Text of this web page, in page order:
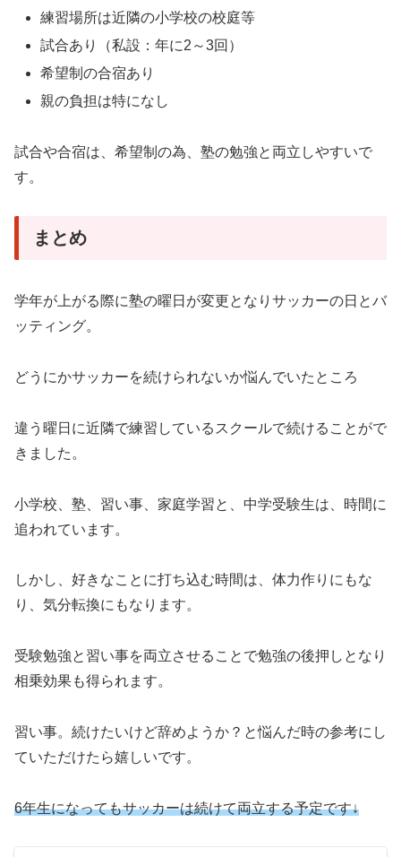
練習場所は近隣の小学校の校庭等
試合あり（私設：年に2～3回）
希望制の合宿あり
親の負担は特になし
試合や合宿は、希望制の為、塾の勉強と両立しやすいで
す。
まとめ
学年が上がる際に塾の曜日が変更となりサッカーの日とバ
ッティング。
どうにかサッカーを続けられないか悩んでいたところ
違う曜日に近隣で練習しているスクールで続けることがで
きました。
小学校、塾、習い事、家庭学習と、中学受験生は、時間に
追われています。
しかし、好きなことに打ち込む時間は、体力作りにもな
り、気分転換にもなります。
受験勉強と習い事を両立させることで勉強の後押しとなり
相乗効果も得られます。
習い事。続けたいけど辞めようか？と悩んだ時の参考にし
ていただけたら嬉しいです。
6年生になってもサッカーは続けて両立する予定です↓